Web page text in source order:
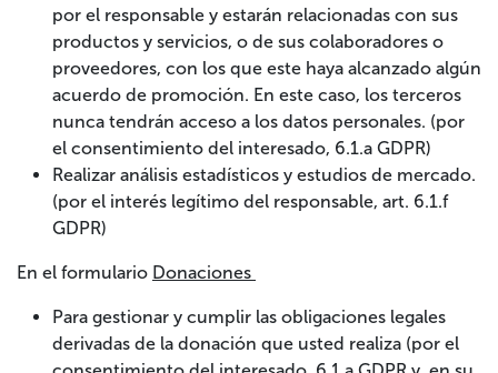
por el responsable y estarán relacionadas con sus
productos y servicios, o de sus colaboradores o
proveedores, con los que este haya alcanzado algún
acuerdo de promoción. En este caso, los terceros
nunca tendrán acceso a los datos personales. (por
el consentimiento del interesado, 6.1.a GDPR)
Realizar análisis estadísticos y estudios de mercado.
(por el interés legítimo del responsable, art. 6.1.f
GDPR)
En el formulario Donaciones
Para gestionar y cumplir las obligaciones legales
derivadas de la donación que usted realiza (por el